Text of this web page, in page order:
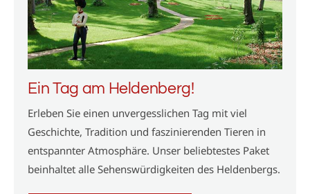
Ein Tag am Heldenberg!
Erleben Sie einen unvergesslichen Tag mit viel
Geschichte, Tradition und faszinierenden Tieren in
entspannter Atmosphäre. Unser beliebtestes Paket
beinhaltet alle Sehenswürdigkeiten des Heldenbergs.